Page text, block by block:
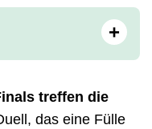
+
treffen die
das eine Fülle